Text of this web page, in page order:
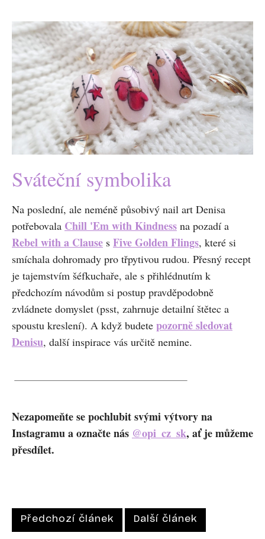
Sváteční symbolika
Na poslední, ale neméně působivý nail art Denisa
potřebovala Chill 'Em with Kindness na pozadí a
Rebel with a Clause s Five Golden Flings, které si
smíchala dohromady pro třpytivou rudou. Přesný recept
je tajemstvím šéfkuchaře, ale s přihlédnutím k
předchozím návodům si postup pravděpodobně
zvládnete domyslet (psst, zahrnuje detailní štětec a
spoustu kreslení). A když budete pozorně sledovat
Denisu, další inspirace vás určitě nemine.
Nezapomeňte se pochlubit svými výtvory na
Instagramu a označte nás @opi_cz_sk, ať je můžeme
přesdílet.
Předchozí článek Další článek